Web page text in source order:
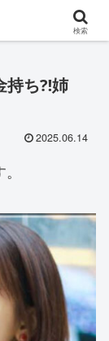
持ち⁈姉
2025.06.14
検索